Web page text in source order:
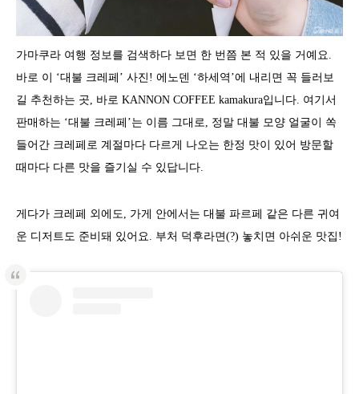
가마쿠라 여행 정보를 검색하다 보면 한 번쯤 본 적 있을 거예요.
바로 이 ‘대불 크레페’ 사진! 에노덴 ‘하세역’에 내리면 꼭 들러보
길 추천하는 곳, 바로 KANNON COFFEE kamakura입니다. 여기서
판매하는 ‘대불 크레페’는 이름 그대로, 정말 대불 모양 얼굴이 쏙
들어간 크레페로 계절마다 다르게 나오는 한정 맛이 있어 방문할
때마다 다른 맛을 즐기실 수 있답니다.
게다가 크레페 외에도, 가게 안에서는 대불 파르페 같은 다른 귀여
운 디저트도 준비돼 있어요. 부처 덕후라면(?) 놓치면 아쉬운 맛집!